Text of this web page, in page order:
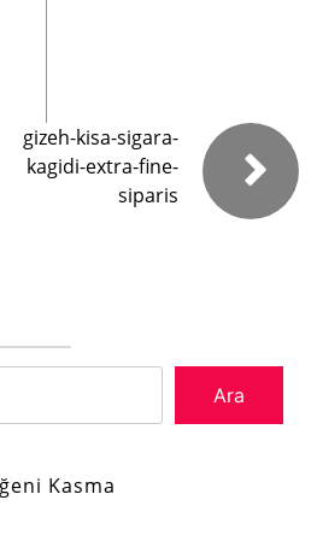
gizeh-kisa-sigara-
kagidi-extra-fine-
siparis
Ara
Kasma